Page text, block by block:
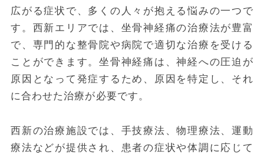
広がる症状で、多くの人々が抱える悩みの一つで
す。西新エリアでは、坐骨神経痛の治療法が豊富
で、専門的な整骨院や病院で適切な治療を受ける
ことができます。坐骨神経痛は、神経への圧迫が
原因となって発症するため、原因を特定し、それ
に合わせた治療が必要です。
西新の治療施設では、手技療法、物理療法、運動
療法などが提供され、患者の症状や体調に応じて